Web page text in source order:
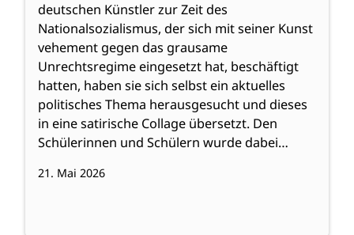
deutschen Künstler zur Zeit des
Nationalsozialismus, der sich mit seiner Kunst
vehement gegen das grausame
Unrechtsregime eingesetzt hat, beschäftigt
hatten, haben sie sich selbst ein aktuelles
politisches Thema herausgesucht und dieses
in eine satirische Collage übersetzt. Den
Schülerinnen und Schülern wurde dabei…
21. Mai 2026